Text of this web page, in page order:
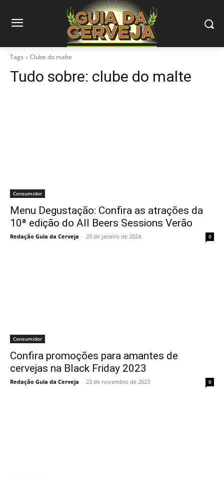
Tags Clube do malte
Tudo sobre: clube do malte
Consumidor
Menu Degustação: Confira as atrações da
10ª edição do All Beers Sessions Verão
Redação Guia da Cerveja - 20 de janeiro de 2024 0
Consumidor
Confira promoções para amantes de
cervejas na Black Friday 2023
Redação Guia da Cerveja - 23 de novembro de 2023 0